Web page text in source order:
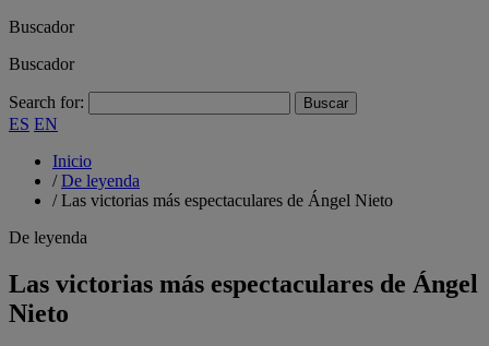
Buscador
Buscador
Search for:
ES EN
Inicio
/De leyenda
/Las victorias más espectaculares de Ángel Nieto
De leyenda
Las victorias más espectaculares de Ángel
Nieto